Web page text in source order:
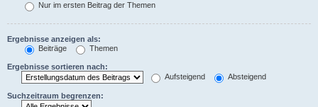
Nur im ersten Beitrag der Themen
Ergebnisse anzeigen als:
Beiträge
Themen
Ergebnisse sortieren nach:
Aufsteigend
Absteigend
Suchzeitraum begrenzen: